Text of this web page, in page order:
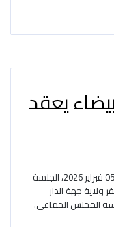
يعقد
عقد مجلس جماعة الدار البيضاء، يوم الخميس 05 فبراير 2026، الجلسة
ولاية جهة الدار
المجلس الجماعي.